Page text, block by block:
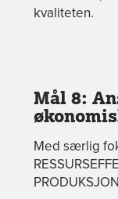
kvaliteten.
Mål 8:
Med særlig
PRODUKSJON